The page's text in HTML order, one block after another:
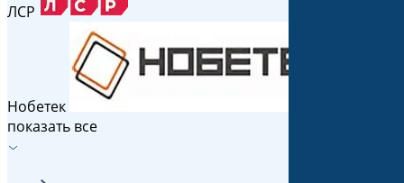
ЛСР
Нобетек
показать все